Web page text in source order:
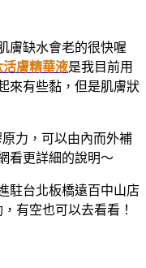
膚缺水會老的很快喔
膚精華液是我目前用
來有些黏，但是肌膚狀
力，可以由內而外補
看更詳細的說明～
駐台北板橋遠百中山店
有空也可以去看看！